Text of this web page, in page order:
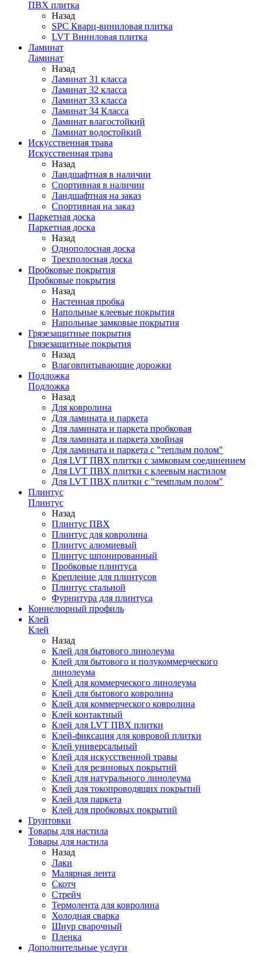
ПВХ плитка
Назад
SPC Кварц-виниловая плитка
LVT Виниловая плитка
Ламинат
Ламинат
Назад
Ламинат 31 класса
Ламинат 32 класса
Ламинат 33 класса
Ламинат 34 Класса
Ламинат влагостойкий
Ламинат водостойкий
Искусственная трава
Искусственная трава
Назад
Ландшафтная в наличии
Спортивная в наличии
Ландшафтная на заказ
Спортивная на заказ
Паркетная доска
Паркетная доска
Назад
Однополосная доска
Трехполосная доска
Пробковые покрытия
Пробковые покрытия
Назад
Настенная пробка
Напольные клеевые покрытия
Напольные замковые покрытия
Грязезащитные покрытия
Грязезащитные покрытия
Назад
Влаговпитывающие дорожки
Подложка
Подложка
Назад
Для ковролина
Для ламината и паркета
Для ламината и паркета пробковая
Для ламината и паркета хвойная
Для ламината и паркета с "теплым полом"
Для LVT ПВХ плитки с замковым соединением
Для LVT ПВХ плитки с клеевым настилом
Для LVT ПВХ плитки с "темплым полом"
Плинтус
Плинтус
Назад
Плинтус ПВХ
Плинтус для ковролина
Плинтус алюмиевый
Плинтус шпонированный
Пробковые плинтуса
Крепление для плинтусов
Плинтус стальной
Фурнитура для плинтуса
Коннелюрный профиль
Клей
Клей
Назад
Клей для бытового линолеума
Клей для бытового и полукоммерческого
линолеума
Клей для коммерческого линолеума
Клей для бытового ковролина
Клей для коммерческого ковролина
Клей контактный
Клей для LVT ПВХ плитки
Клей-фиксация для ковровой плитки
Клей универсальный
Клей для искусственной травы
Клей для резиновых покрытий
Клей для натурального линолеума
Клей для токопроводящих покрытий
Клей для паркета
Клей для пробковых покрытий
Грунтовки
Товары для настила
Товары для настила
Назад
Лаки
Малярная лента
Скотч
Стрейч
Термолента для ковролина
Холодная сварка
Шнур сварочный
Пленка
Дополнительные услуги